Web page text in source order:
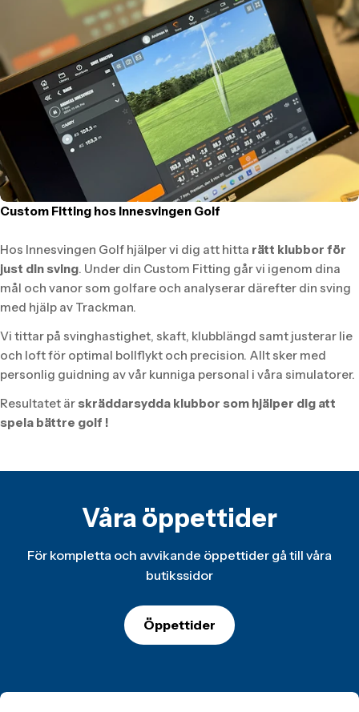
Custom Fitting hos Innesvingen Golf
Hos Innesvingen Golf hjälper vi dig att hitta rätt klubbor för
just din sving. Under din Custom Fitting går vi igenom dina
mål och vanor som golfare och analyserar därefter din sving
med hjälp av Trackman.
Vi tittar på svinghastighet, skaft, klubblängd samt justerar lie
och loft för optimal bollflykt och precision. Allt sker med
personlig guidning av vår kunniga personal i våra simulatorer.
Resultatet ärskräddarsydda klubbor som hjälper dig att
spela bättre golf !
Våra öppettider
För kompletta och avvikande öppettider gå till våra
butikssidor
Öppettider